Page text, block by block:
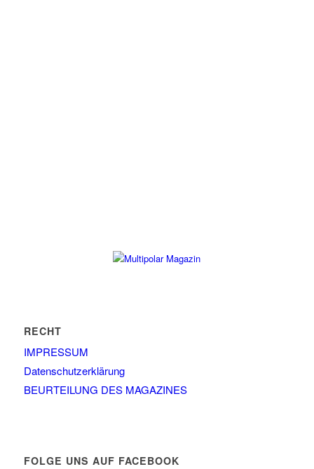
RECHT
IMPRESSUM
Datenschutzerklärung
BEURTEILUNG DES MAGAZINES
FOLGE UNS AUF FACEBOOK